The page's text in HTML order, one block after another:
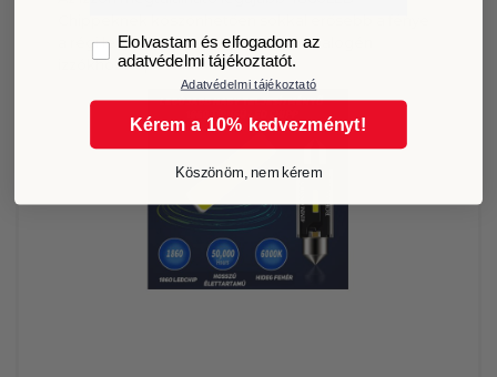
a régi ledek illetve a hagyományos halogén
izzókhoz képest.
GDPRElolvastam és elfogadom az
adatvédelmi tájékoztatót.
Adatvédelmi tájékoztató
Kérem a 10% kedvezményt!
Köszönöm, nem kérem